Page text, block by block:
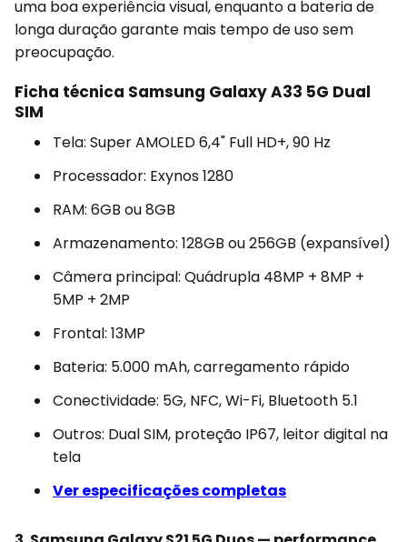
uma boa experiência visual, enquanto a bateria de
longa duração garante mais tempo de uso sem
preocupação.
Ficha técnica Samsung Galaxy A33 5G Dual
SIM
Tela: Super AMOLED 6,4" Full HD+, 90 Hz
Processador: Exynos 1280
RAM: 6GB ou 8GB
Armazenamento: 128GB ou 256GB (expansível)
Câmera principal: Quádrupla 48MP + 8MP +
5MP + 2MP
Frontal: 13MP
Bateria: 5.000 mAh, carregamento rápido
Conectividade: 5G, NFC, Wi-Fi, Bluetooth 5.1
Outros: Dual SIM, proteção IP67, leitor digital na
tela
Ver especificações completas